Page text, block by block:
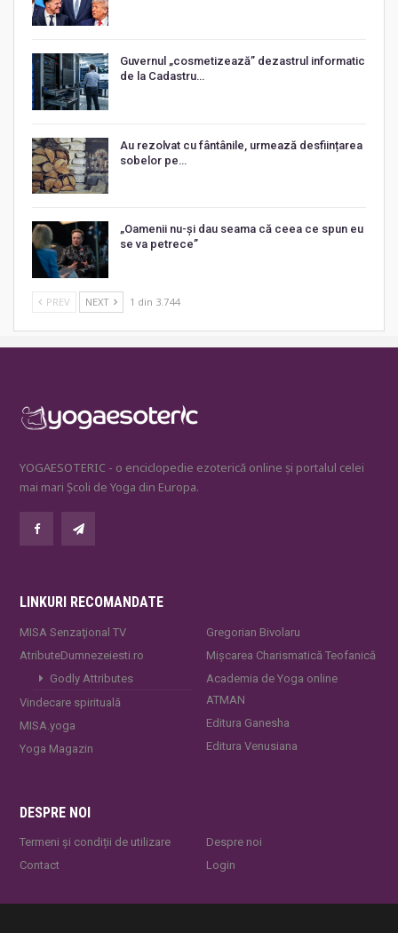
Guvernul „cosmetizează” dezastrul informatic
de la Cadastru…
Au rezolvat cu fântânile, urmează desființarea
sobelor pe…
„Oamenii nu-și dau seama că ceea ce spun eu
se va petrece”
PREV NEXT 1 din 3.744
YOGAESOTERIC - o enciclopedie ezoterică online și portalul celei
mai mari Școli de Yoga din Europa.
LINKURI RECOMANDATE
MISA Senzaţional TV
AtributeDumnezeiesti.ro
Godly Attributes
Vindecare spirituală
MISA.yoga
Yoga Magazin
Gregorian Bivolaru
Mișcarea Charismatică Teofanică
Academia de Yoga online
ATMAN
Editura Ganesha
Editura Venusiana
DESPRE NOI
Termeni și condiții de utilizare
Contact
Despre noi
Login